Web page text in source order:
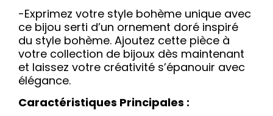
-Exprimez votre style bohème unique avec
ce bijou serti d’un ornement doré inspiré
du style bohème. Ajoutez cette pièce à
votre collection de bijoux dès maintenant
et laissez votre créativité s’épanouir avec
élégance.
Caractéristiques Principales :